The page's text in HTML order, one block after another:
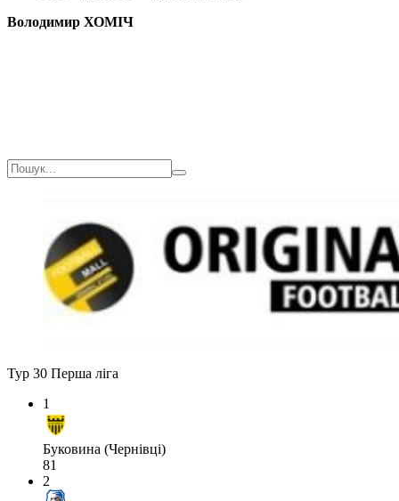
Володимир ХОМІЧ
Тур 30 Перша ліга
1
Буковина (Чернівці)
81
2